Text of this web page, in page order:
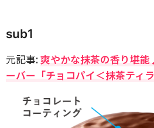
sub1
元記事:爽やかな抹茶の香り堪
ーバー「チョコパイ＜抹茶ティ